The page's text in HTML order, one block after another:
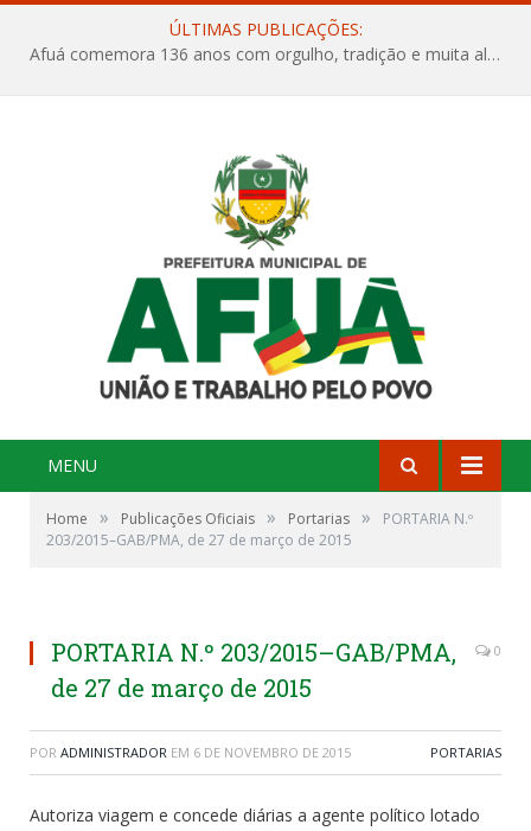
ÚLTIMAS PUBLICAÇÕES:
Afuá comemora 136 anos com orgulho, tradição e muita alegria na Quadra Dr. Nelson Salomão
MENU
Home » Publicações Oficiais » Portarias »
PORTARIA N.º
203/2015–GAB/PMA, de 27 de março de 2015
PORTARIA N.º 203/2015–GAB/PMA,
de 27 de março de 2015
0
POR ADMINISTRADOR EM 6 DE NOVEMBRO DE 2015 PORTARIAS
Autoriza viagem e concede diárias a agente político lotado